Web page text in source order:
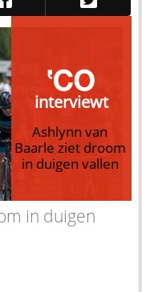
interviewt
Ashlynn van
Baarle ziet droom
in duigen vallen
in duigen